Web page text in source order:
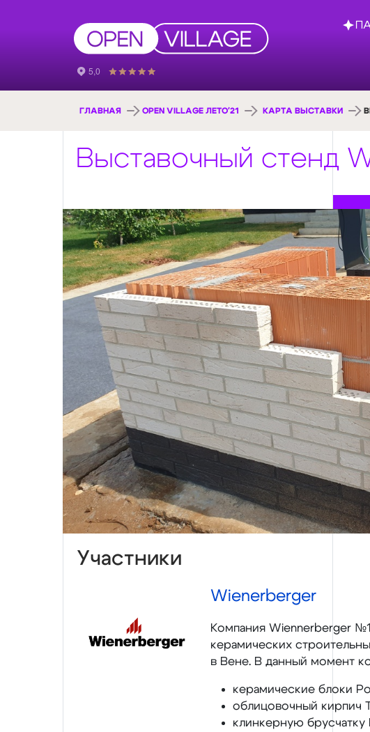
ГЛАВНАЯ OPEN VILLAGE ЛЕТО'21 КАРТА ВЫСТАВКИ
Выставочный стенд
Участники
Wienerberger
Компания Wiennerberger
керамических
в Вене. В данный момент
керамические блоки
облицовочный кирпич
клинкерную брусчатку